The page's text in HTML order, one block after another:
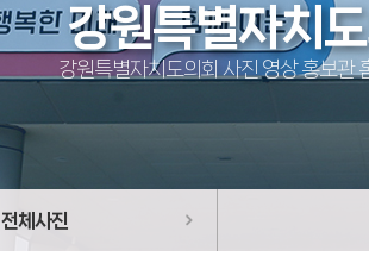
강원특별자치
강원특별자치도의회 사진 영상 홍보관
전체사진